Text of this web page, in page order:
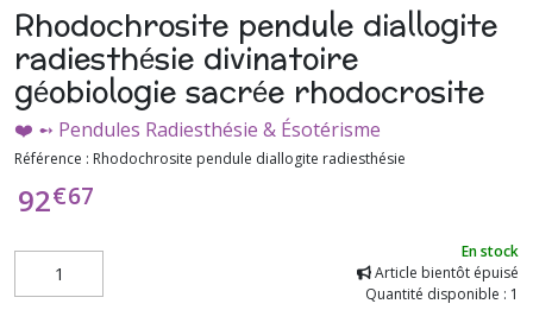
Rhodochrosite pendule diallogite
radiesthésie divinatoire
géobiologie sacrée rhodocrosite
❤️ ➻ Pendules Radiesthésie & Ésotérisme
Référence : Rhodochrosite pendule diallogite radiesthésie
92€67
En stock
Article bientôt épuisé
Quantité disponible : 1